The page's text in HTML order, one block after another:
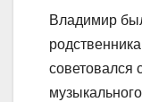
Владимир
советовался